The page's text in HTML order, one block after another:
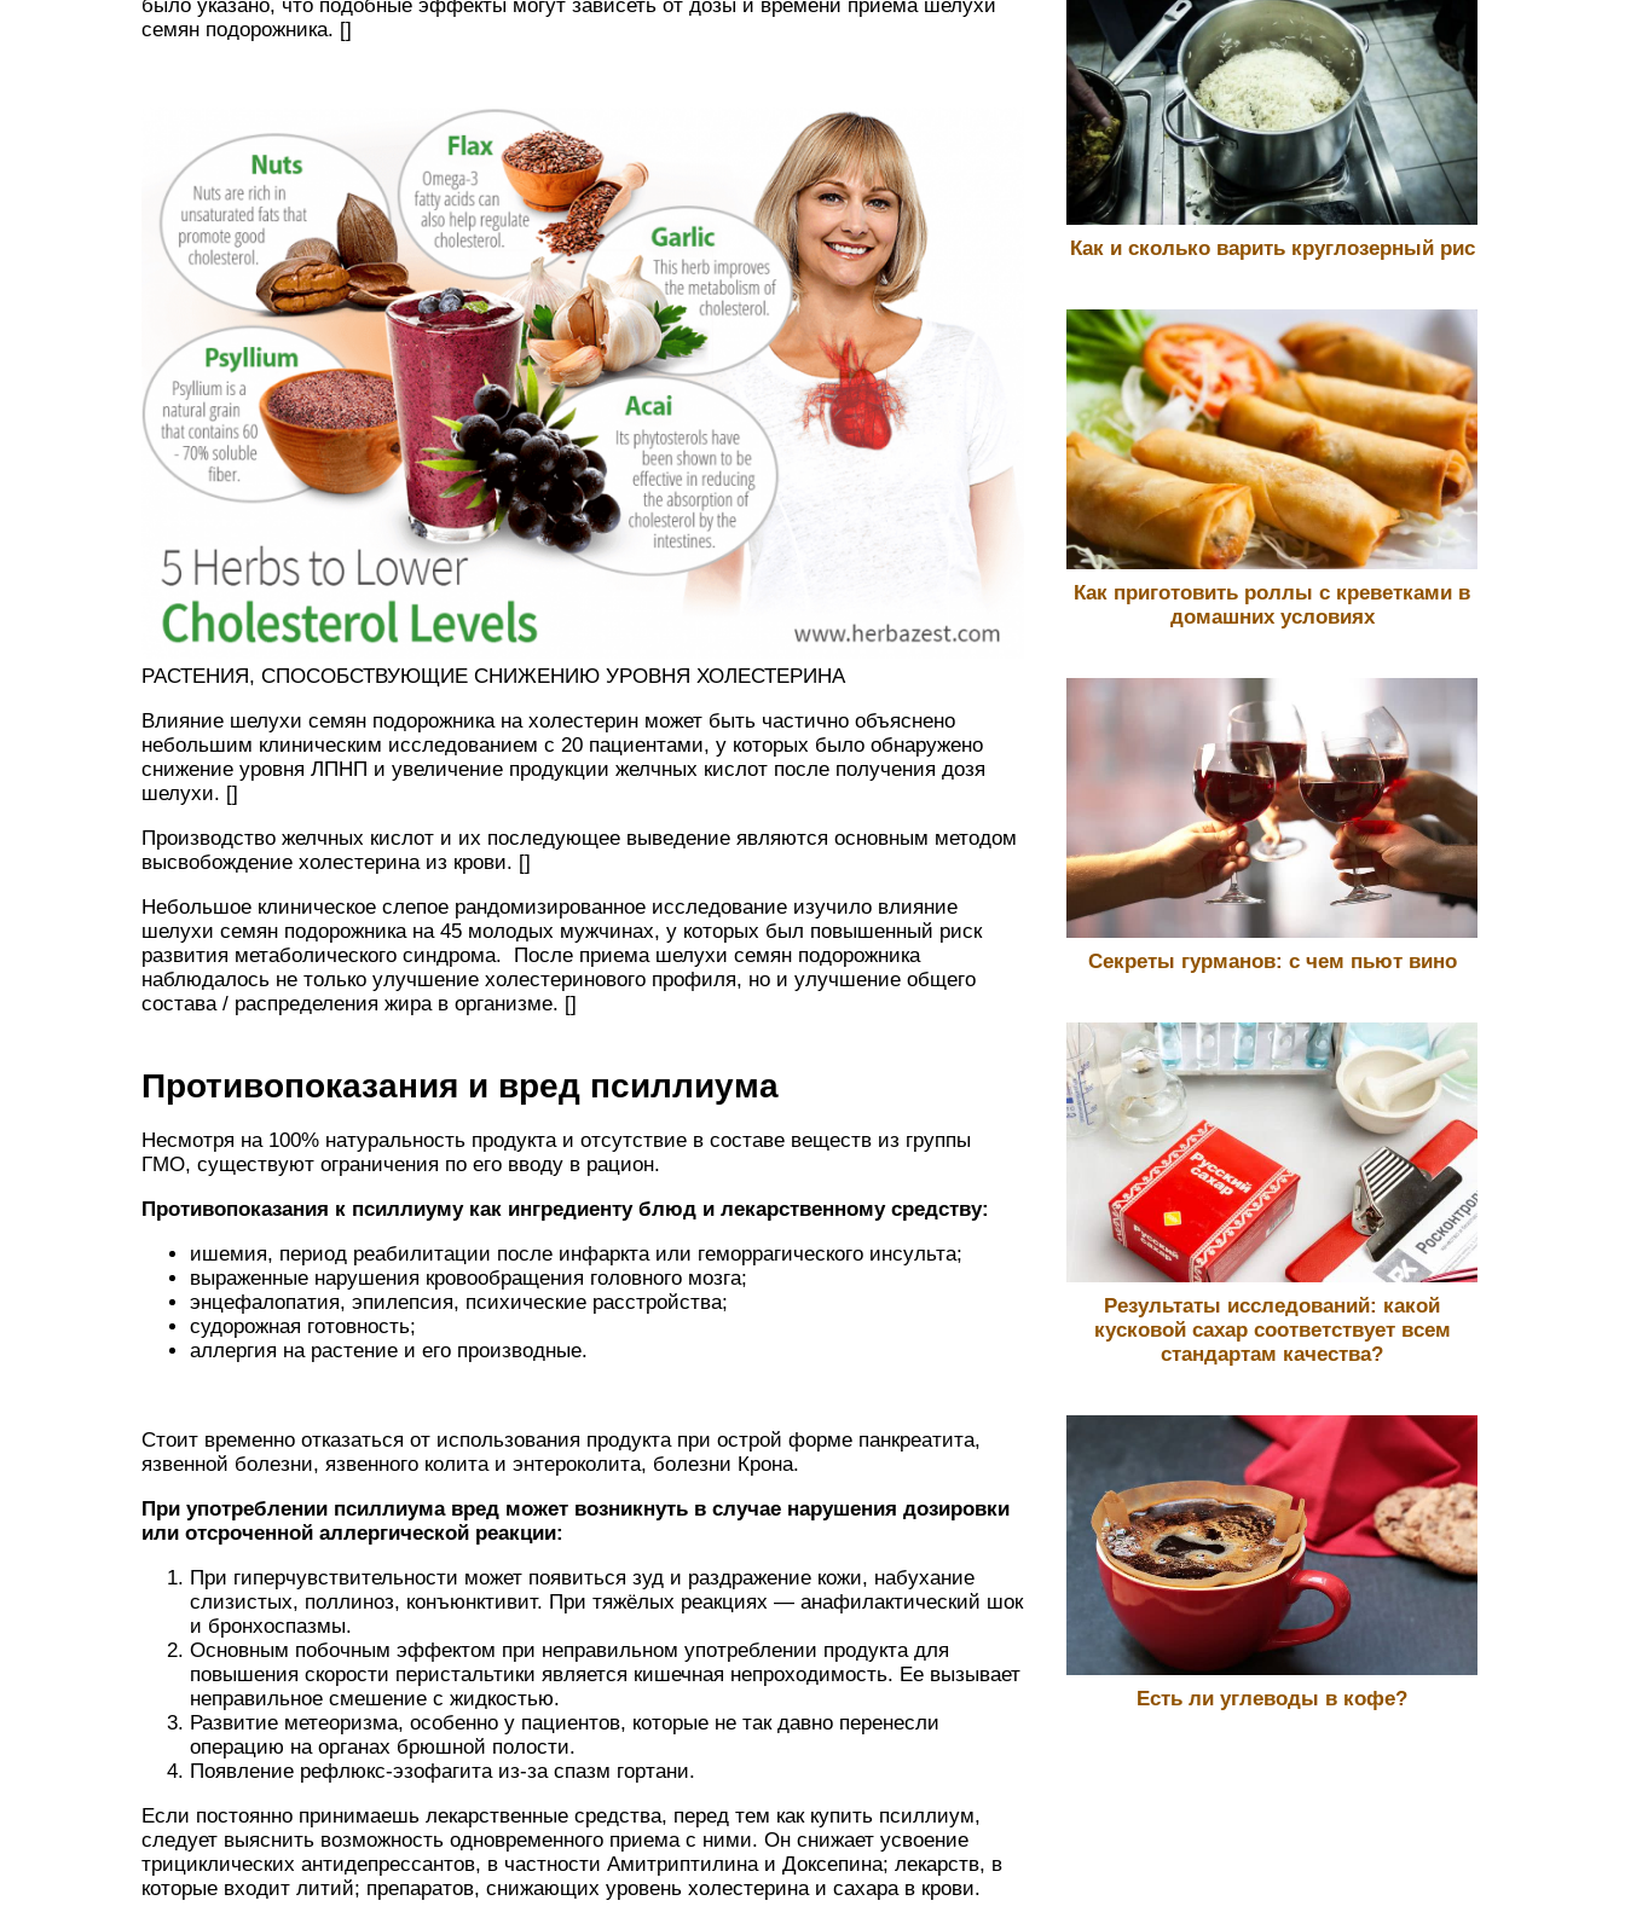
было указано, что подобные эффекты могут зависеть от дозы и времени приема шелухи
семян подорожника. []
РАСТЕНИЯ, СПОСОБСТВУЮЩИЕ СНИЖЕНИЮ УРОВНЯ ХОЛЕСТЕРИНА
Влияние шелухи семян подорожника на холестерин может быть частично объяснено
небольшим клиническим исследованием с 20 пациентами, у которых было обнаружено
снижение уровня ЛПНП и увеличение продукции желчных кислот после получения дозя
шелухи. []
Производство желчных кислот и их последующее выведение являются основным методом
высвобождение холестерина из крови. []
Небольшое клиническое слепое рандомизированное исследование изучило влияние
шелухи семян подорожника на 45 молодых мужчинах, у которых был повышенный риск
развития метаболического синдрома. После приема шелухи семян подорожника
наблюдалось не только улучшение холестеринового профиля, но и улучшение общего
состава / распределения жира в организме. []
Противопоказания и вред псиллиума
Несмотря на 100% натуральность продукта и отсутствие в составе веществ из группы
ГМО, существуют ограничения по его вводу в рацион.
Противопоказания к псиллиуму как ингредиенту блюд и лекарственному средству:
ишемия, период реабилитации после инфаркта или геморрагического инсульта;
выраженные нарушения кровообращения головного мозга;
энцефалопатия, эпилепсия, психические расстройства;
судорожная готовность;
аллергия на растение и его производные.
Стоит временно отказаться от использования продукта при острой форме панкреатита,
язвенной болезни, язвенного колита и энтероколита, болезни Крона.
При употреблении псиллиума вред может возникнуть в случае нарушения дозировки
или отсроченной аллергической реакции:
При гиперчувствительности может появиться зуд и раздражение кожи, набухание
слизистых, поллиноз, конъюнктивит. При тяжёлых реакциях — анафилактический шок
и бронхоспазмы.
Основным побочным эффектом при неправильном употреблении продукта для
повышения скорости перистальтики является кишечная непроходимость. Ее вызывает
неправильное смешение с жидкостью.
Развитие метеоризма, особенно у пациентов, которые не так давно перенесли
операцию на органах брюшной полости.
Появление рефлюкс-эзофагита из-за спазм гортани.
Если постоянно принимаешь лекарственные средства, перед тем как купить псиллиум,
следует выяснить возможность одновременного приема с ними. Он снижает усвоение
трициклических антидепрессантов, в частности Амитриптилина и Доксепина; лекарств, в
которые входит литий; препаратов, снижающих уровень холестерина и сахара в крови.
Как и сколько варить круглозерный рис
Как приготовить роллы с креветками в
домашних условиях
Секреты гурманов: с чем пьют вино
Результаты исследований: какой
кусковой сахар соответствует всем
стандартам качества?
Есть ли углеводы в кофе?